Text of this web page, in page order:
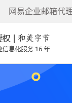
网易企业邮箱代